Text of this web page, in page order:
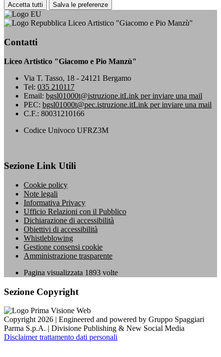
Accetta tutti Salva le preferenze
Liceo Artistico "Giacomo e Pio Manzù"
Contatti
Liceo Artistico "Giacomo e Pio Manzù"
Via T. Tasso, 18 - 24121 Bergamo
Tel: 035 210117
Email: bgsl01000t@istruzione.itLink per inviare una mail
PEC: bgsl01000t@pec.istruzione.itLink per inviare una mail
C.F.: 80031210166
Codice Univoco UFRZ3M
Sezione Link Utili
Cookie policy
Note legali
Informativa Privacy
Ufficio Relazioni con il Pubblico
Dichiarazione di accessibilità
Obiettivi di accessibilità
Whistleblowing
Gestione consensi cookie
Amministrazione trasparente
Pagina visualizzata 1893 volte
Sezione Copyright
Copyright 2026 | Engineered and powered by Gruppo Spaggiari
Parma S.p.A. | Divisione Publishing & New Social Media
Disclaimer trattamento dati personali